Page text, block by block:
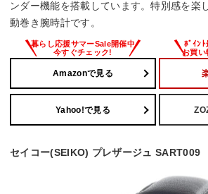
ンダー機能を搭載しています。特別感を楽
動巻き腕時計です。
Amazonで見る
Yahoo!で見る
セイコー(SEIKO) プレザージュ SART009